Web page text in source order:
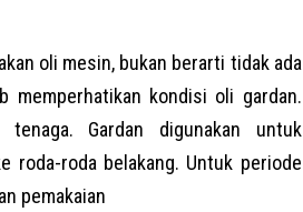
oli mesin, bukan berarti tidak ada
memperhatikan kondisi oli gardan.
tenaga. Gardan digunakan untuk
roda-roda belakang. Untuk periode
pemakaian